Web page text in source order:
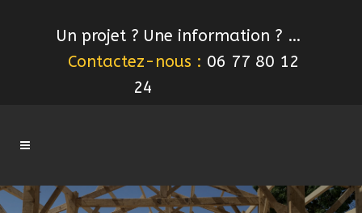
Un projet ? Une information ? …
Contactez-nous : 06 77 80 12
24